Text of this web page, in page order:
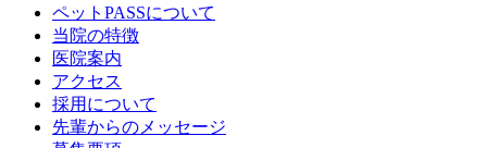
ペットPASSについて
当院の特徴
医院案内
アクセス
採用について
先輩からのメッセージ